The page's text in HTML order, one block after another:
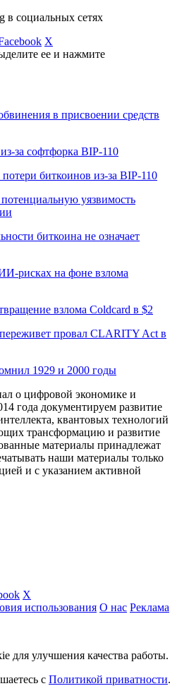
в социальных сетях
X
ее и нажмите
в присвоении средств
за софтфорка BIP-110
биткоинов из-за BIP-110
уязвимость
биткоина не означает
рисках на фоне взлома
взлома Coldcard в $2
провал CLARITY Act в
1929 и 2000 годы
о цифровой экономике и
года документируем развитие
квантовых технологий
трансформацию и развитие
материалы принадлежат
наши материалы только
и с указанием активной
X
использования О нас Реклама
для улучшения качества работы.
с Политикой приватности.